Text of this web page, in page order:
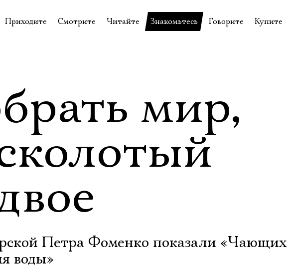
Приходите
Доступ для инвалидов
Правила посещения
Как добраться
Смотрите
Внеклассные чтения
Читайте
Архив проектов
Библиотека Гумилёва
Знакомьтесь
Художники
Руководство
Сотрудники
Говорите
Купите
мир,
Петра Фоменко показали «Чающих
воды»